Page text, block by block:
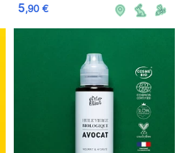
5,90 €